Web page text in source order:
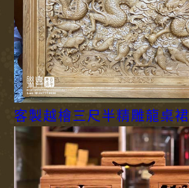
客製越檜三尺半精雕龍桌裙